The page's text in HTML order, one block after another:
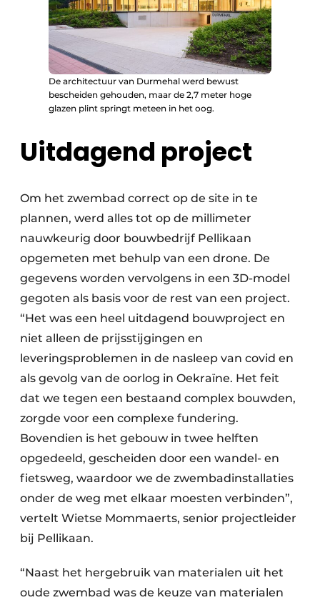
De architectuur van Durmehal werd bewust
bescheiden gehouden, maar de 2,7 meter hoge
glazen plint springt meteen in het oog.
Uitdagend project
Om het zwembad correct op de site in te
plannen, werd alles tot op de millimeter
nauwkeurig door bouwbedrijf Pellikaan
opgemeten met behulp van een drone. De
gegevens worden vervolgens in een 3D-model
gegoten als basis voor de rest van een project.
“Het was een heel uitdagend bouwproject en
niet alleen de prijsstijgingen en
leveringsproblemen in de nasleep van covid en
als gevolg van de oorlog in Oekraïne. Het feit
dat we tegen een bestaand complex bouwden,
zorgde voor een complexe fundering.
Bovendien is het gebouw in twee helften
opgedeeld, gescheiden door een wandel- en
fietsweg, waardoor we de zwembadinstallaties
onder de weg met elkaar moesten verbinden”,
vertelt Wietse Mommaerts, senior projectleider
bij Pellikaan.
“Naast het hergebruik van materialen uit het
oude zwembad was de keuze van materialen